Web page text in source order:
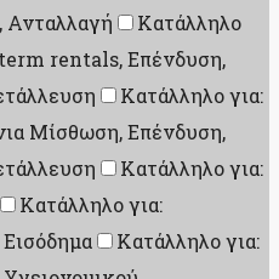
Ανταλλαγή
Κατάλληλο
rentals, Επένδυση,
Κατάλληλο για:
Μίσθωση, Επένδυση,
Κατάλληλο για:
Κατάλληλο για:
Κατάλληλο για: